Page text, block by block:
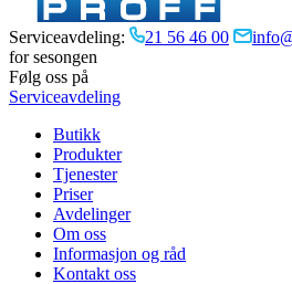
Serviceavdeling: 21 56 46 00
for sesongen
Følg oss på
Serviceavdeling
Butikk
Produkter
Tjenester
Priser
Avdelinger
Om oss
Informasjon og råd
Kontakt oss